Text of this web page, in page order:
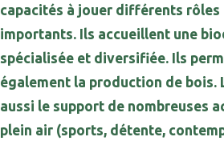
capacités à jouer différents rôles
importants. Ils accueillent une
spécialisée et diversifiée. Ils
également la production de bois.
aussi le support de nombreuses
plein air (sports, détente,